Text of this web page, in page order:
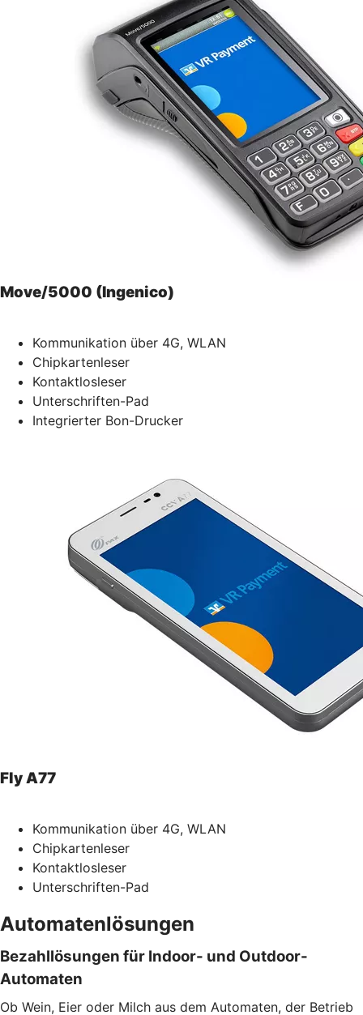
Move/5000 (Ingenico)
Kommunikation über 4G, WLAN
Chipkartenleser
Kontaktlosleser
Unterschriften-Pad
Integrierter Bon-Drucker
Fly A77
Kommunikation über 4G, WLAN
Chipkartenleser
Kontaktlosleser
Unterschriften-Pad
Automatenlösungen
Bezahllösungen für Indoor- und Outdoor-
Automaten
Ob Wein, Eier oder Milch aus dem Automaten, der Betrieb